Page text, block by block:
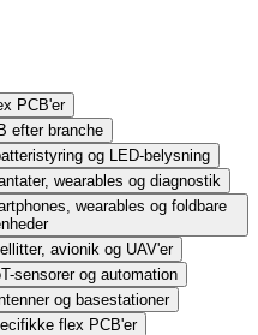
PCB'er
efter branche
og LED-belysning
wearables og diagnostik
wearables og foldbare
avionik og UAV'er
sensorer og automation
og basestationer
flex PCB'er